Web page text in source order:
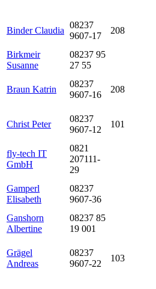
Binder Claudia
08237
9607-17
208
Birkmeir
Susanne
08237 95
27 55
Braun Katrin
08237
9607-16
208
Christ Peter
08237
9607-12
101
fly-tech IT
GmbH
0821
207111-
29
Gamperl
Elisabeth
08237
9607-36
Ganshorn
Albertine
08237 85
19 001
Grägel
Andreas
08237
9607-22
103